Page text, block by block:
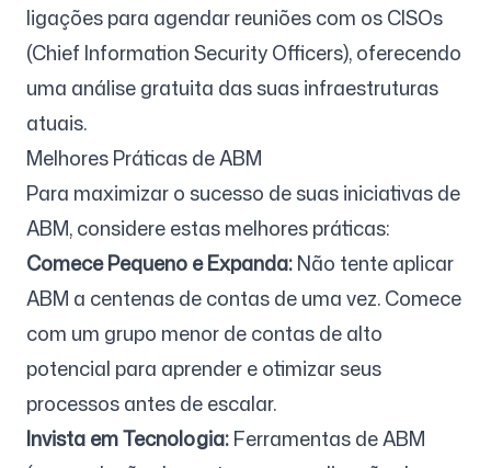
ligações para agendar reuniões com os CISOs
(Chief Information Security Officers), oferecendo
uma análise gratuita das suas infraestruturas
atuais.
Melhores Práticas de ABM
Para maximizar o sucesso de suas iniciativas de
ABM, considere estas melhores práticas:
Comece Pequeno e Expanda:Não tente aplicar
ABM a centenas de contas de uma vez. Comece
com um grupo menor de contas de alto
potencial para aprender e otimizar seus
processos antes de escalar.
Invista em Tecnologia:Ferramentas de ABM